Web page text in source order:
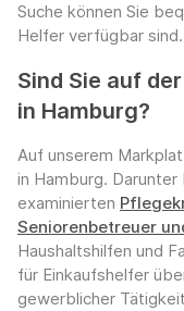
Suche können Sie
Helfer verfügbar sind.
Sind Sie auf
in Hamburg?
Auf unserem
in Hamburg.
examinierten
Seniorenbetreuer
Haushaltshilfen und
für Einkaufshelfer
gewerblicher